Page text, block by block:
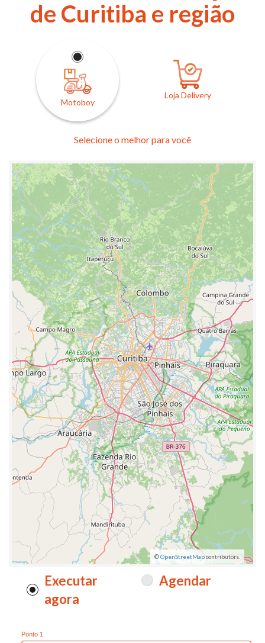
de Curitiba e região
Motoboy
Loja Delivery
Selecione o melhor para você
Executar
agora
Agendar
Ponto 1
©OpenStreetMapcontributors.